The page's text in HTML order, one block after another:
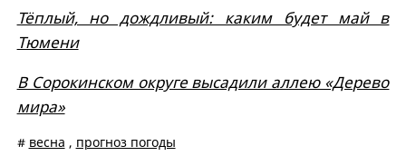
Тёплый, но дождливый: каким будет май в
Тюмени
В Сорокинском округе высадили аллею «Дерево
мира»
# весна , прогноз погоды